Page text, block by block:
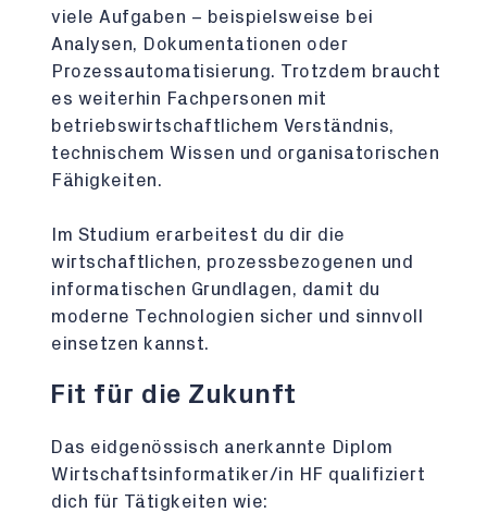
viele Aufgaben – beispielsweise bei
Analysen, Dokumentationen oder
Prozessautomatisierung. Trotzdem braucht
es weiterhin Fachpersonen mit
betriebswirtschaftlichem Verständnis,
technischem Wissen und organisatorischen
Fähigkeiten.
Im Studium erarbeitest du dir die
wirtschaftlichen, prozessbezogenen und
informatischen Grundlagen, damit du
moderne Technologien sicher und sinnvoll
einsetzen kannst.
Fit für die Zukunft
Das eidgenössisch anerkannte Diplom
Wirtschaftsinformatiker/in HF qualifiziert
dich für Tätigkeiten wie: